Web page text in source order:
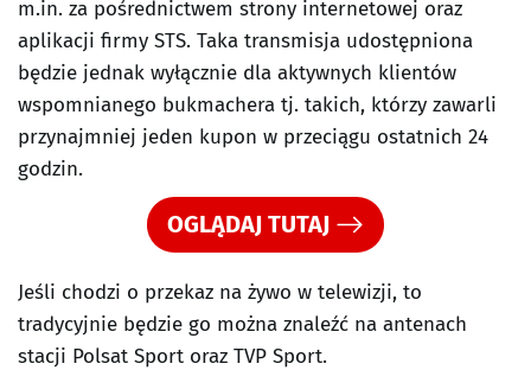
m.in. za pośrednictwem strony internetowej oraz
aplikacji firmy STS. Taka transmisja udostępniona
będzie jednak wyłącznie dla aktywnych klientów
wspomnianego bukmachera tj. takich, którzy zawarli
przynajmniej jeden kupon w przeciągu ostatnich 24
godzin.
OGLĄDAJ TUTAJ
Jeśli chodzi o przekaz na żywo w telewizji, to
tradycyjnie będzie go można znaleźć na antenach
stacji Polsat Sport oraz TVP Sport.